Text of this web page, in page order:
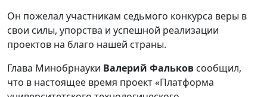
Он пожелал участникам седьмого конкурса веры в
свои силы, упорства и успешной реализации
проектов на благо нашей страны.
Глава Минобрнауки Валерий Фальков сообщил,
что в настоящее время проект «Платформа